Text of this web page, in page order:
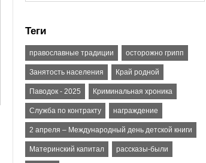
Теги
православные традиции осторожно грипп
Занятость населения Край родной
Паводок - 2025 Криминальная хроника
Служба по контракту награждение
2 апреля – Международный день детской книги
Материнский капитал рассказы-были